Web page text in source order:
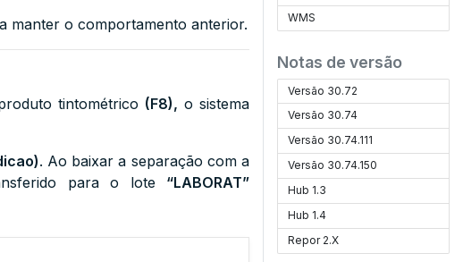
manter o comportamento anterior.
tintométrico (F8), o sistema
. Ao baixar a separação com a
para o lote “LABORAT”
WMS
Notas de versão
Versão 30.72
Versão 30.74
Versão 30.74.111
Versão 30.74.150
Hub 1.3
Hub 1.4
Repor 2.X